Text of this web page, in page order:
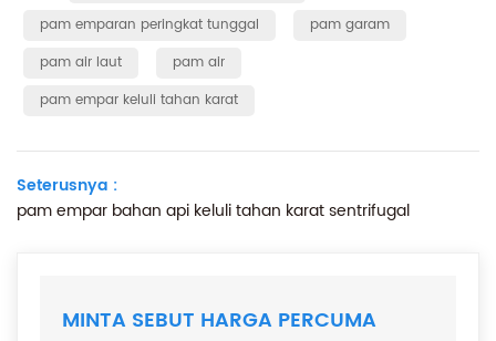
pam emparan peringkat tunggal
pam garam
pam air laut
pam air
pam empar keluli tahan karat
Seterusnya :
pam empar bahan api keluli tahan karat sentrifugal
MINTA SEBUT HARGA PERCUMA